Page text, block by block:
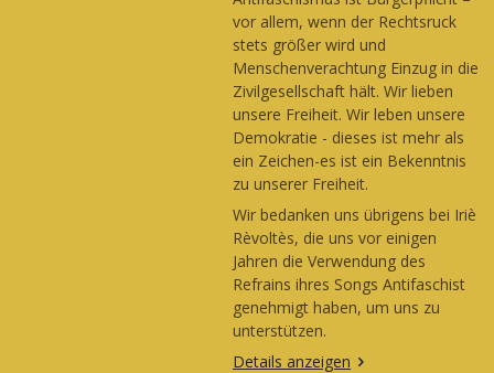
vor allem, wenn der Rechtsruck
stets größer wird und
Menschenverachtung Einzug in die
Zivilgesellschaft hält. Wir lieben
unsere Freiheit. Wir leben unsere
Demokratie - dieses ist mehr als
ein Zeichen-es ist ein Bekenntnis
zu unserer Freiheit.
Wir bedanken uns übrigens bei Iriè
Rèvoltès, die uns vor einigen
Jahren die Verwendung des
Refrains ihres Songs Antifaschist
genehmigt haben, um uns zu
unterstützen.
Details anzeigen